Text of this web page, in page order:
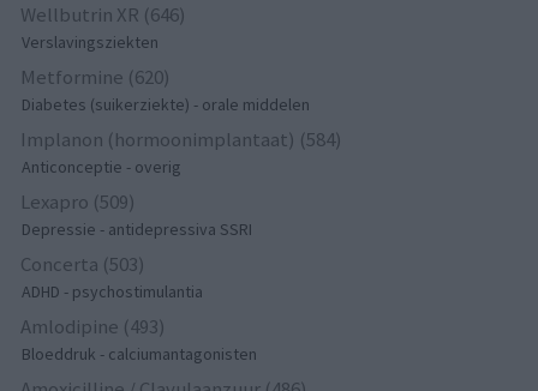
Wellbutrin XR (646)
Verslavingsziekten
Metformine (620)
Diabetes (suikerziekte) - orale middelen
Implanon (hormoonimplantaat) (584)
Anticonceptie - overig
Lexapro (509)
Depressie - antidepressiva SSRI
Concerta (503)
ADHD - psychostimulantia
Amlodipine (493)
Bloeddruk - calciumantagonisten